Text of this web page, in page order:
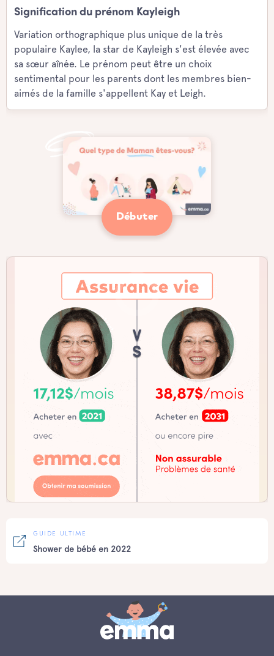
Signification du prénom Kayleigh
Variation orthographique plus unique de la très
populaire Kaylee, la star de Kayleigh s'est élevée avec
sa sœur aînée. Le prénom peut être un choix
sentimental pour les parents dont les membres bien-
aimés de la famille s'appellent Kay et Leigh.
Débuter
GUIDE ULTIME
Shower de bébé en 2022